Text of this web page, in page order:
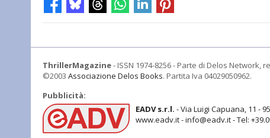
ThrillerMagazine- ISSN 1974-8256 - Parte di Delos Network,
©2003 Associazione Delos Books. Partita Iva 04029050962.
Pubblicità:
EADV s.r.l. - Via Luigi Capuana, 11 -
www.eadv.it - info@eadv.it - Tel: